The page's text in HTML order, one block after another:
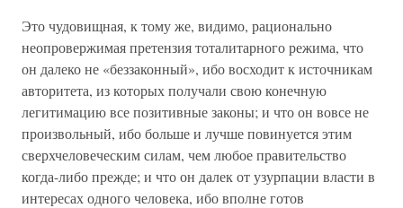
Это чудовищная, к тому же, видимо, рационально
неопровержимая претензия тоталитарного режима, что
он далеко не «беззаконный», ибо восходит к источникам
авторитета, из которых получали свою конечную
легитимацию все позитивные законы; и что он вовсе не
произвольный, ибо больше и лучше повинуется этим
сверхчеловеческим силам, чем любое правительство
когда-либо прежде; и что он далек от узурпации власти в
интересах одного человека, ибо вполне готов